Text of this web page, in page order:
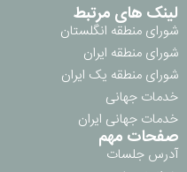
لینک های مرتبط
شورای منطقه انگلستان
شورای منطقه ایران
شورای منطقه یک ایران
خدمات جهانی
خدمات جهانی ایران
صفحات مهم
آدرس جلسات